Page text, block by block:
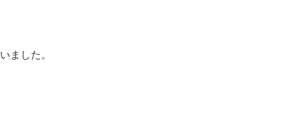
ました。